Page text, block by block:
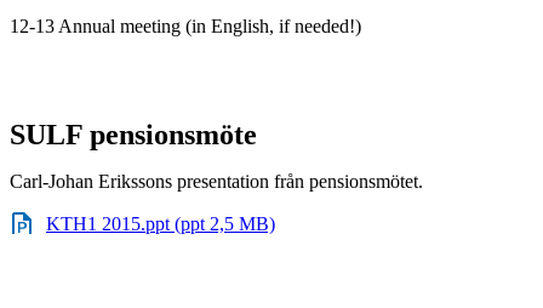
12-13 Annual meeting (in English, if needed!)
SULF pensionsmöte
Carl-Johan Erikssons presentation från pensionsmötet.
KTH1 2015.ppt (ppt 2,5 MB)